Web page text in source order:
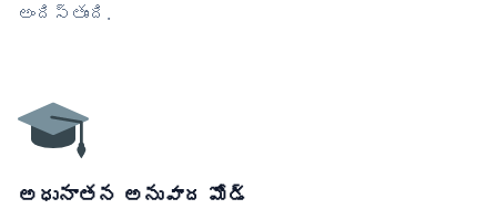
అందిస్తుంది.
అధునాతన అనువాద మోడ్